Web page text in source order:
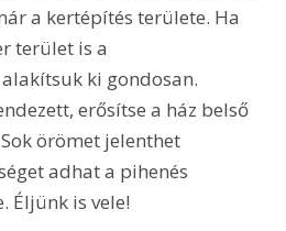
a kertépítés területe. Ha
terület is a
ki gondosan.
erősítse a ház belső
örömet jelenthet
adhat a pihenés
Éljünk is vele!